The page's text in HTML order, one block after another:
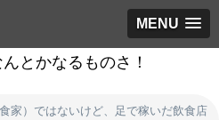
MENU
とかなるものさ！
家）ではないけど、足で稼いだ飲食店